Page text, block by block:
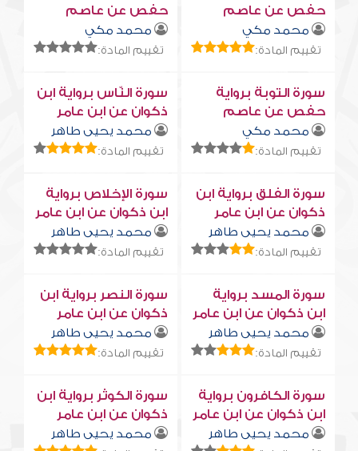
حفص عن عاصم
محمد مكي
تقييم المادة:
حفص عن عاصم
محمد مكي
تقييم المادة:
سورة التوبة برواية
حفص عن عاصم
محمد مكي
تقييم المادة:
سورة النّاس برواية ابن
ذكوان عن ابن عامر
محمد يحيى طاهر
تقييم المادة:
سورة الفلق برواية ابن
ذكوان عن ابن عامر
محمد يحيى طاهر
تقييم المادة:
سورة الإخلاص برواية
ابن ذكوان عن ابن عامر
محمد يحيى طاهر
تقييم المادة:
سورة المسد برواية
ابن ذكوان عن ابن عامر
محمد يحيى طاهر
تقييم المادة:
سورة النصر برواية ابن
ذكوان عن ابن عامر
محمد يحيى طاهر
تقييم المادة:
سورة الكافرون برواية
ابن ذكوان عن ابن عامر
محمد يحيى طاهر
سورة الكوثر برواية ابن
ذكوان عن ابن عامر
محمد يحيى طاهر